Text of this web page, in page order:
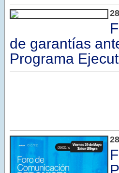
de garantías
Programa